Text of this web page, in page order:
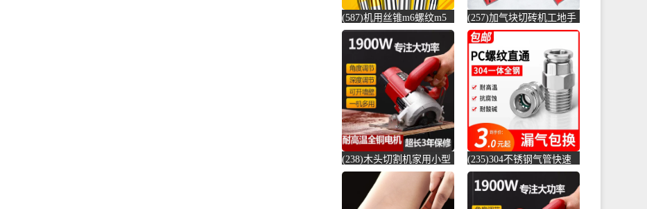
(587)机用丝锥m6螺纹m5
攻丝m3钻头m8丝攻m10不
锈-螺纹钢(俊拓五金旗舰
(257)加气块切砖机工地手
动轻质砖压砖机带钢尺水
泥砖泡沫砖-水泥切割机
(贞美旗舰店仅售390元)
(238)木头切割机家用小型
切水泥地面金属钢材机两
用新款切槽-水泥切割机
(simtone旗舰店仅售122.65
(235)304不锈钢气管快速
接头快插气动快接螺纹高
压气嘴直-螺纹钢(卓成五